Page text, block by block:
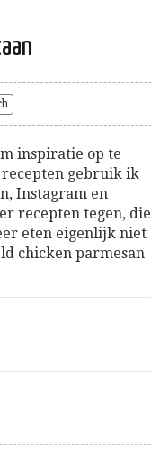
inspiratie op te
gebruik ik
Instagram en
recepten tegen, die
eten eigenlijk niet
chicken parmesan